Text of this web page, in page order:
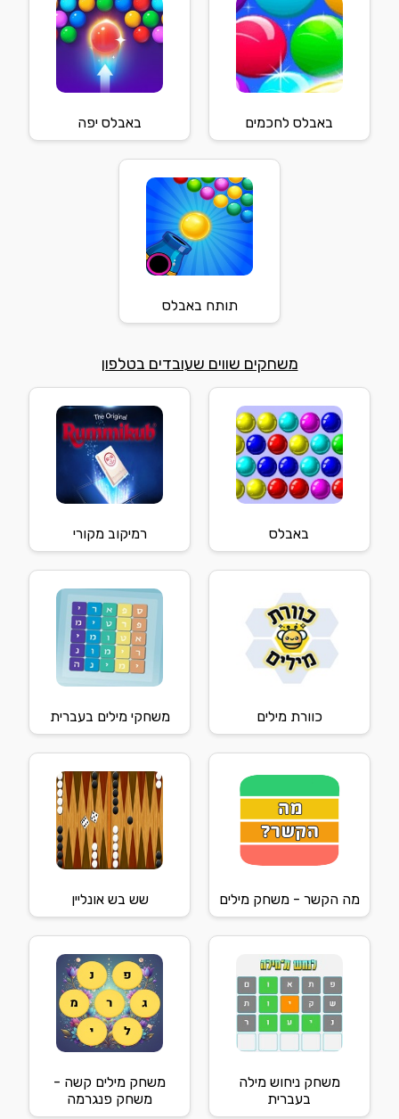
באבלס לחכמים באבלס יפה
תותח באבלס
משחקים שווים שעובדים בטלפון
באבלס רמיקוב מקורי
כוורת מילים משחקי מילים בעברית
מה הקשר - משחק מילים שש בש אונליין
משחק ניחוש מילה
בעברית
משחק מילים קשה -
משחק פנגרמה